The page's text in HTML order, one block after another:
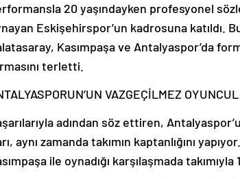
20 yaşındayken profesyonel
Eskişehirspor’un kadrosuna katıldı.
Kasımpaşa ve Antalyaspor’da
terletti.
VAZGEÇİLMEZ
adından söz ettiren,
aynı zamanda takımın kaptanlığını
ile oynadığı karşılaşmada